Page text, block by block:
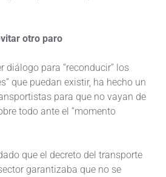
otro paro
diálogo para “reconducir” los
que puedan existir, ha hecho un
para que no vayan de
todo ante el “momento
que el decreto del transporte
garantizaba que no se